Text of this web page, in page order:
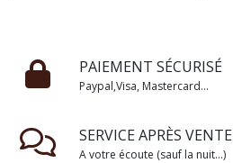
PAIEMENT SÉCURISÉ
Paypal,Visa, Mastercard...
SERVICE APRÈS VENTE
A votre écoute (sauf la nuit...)